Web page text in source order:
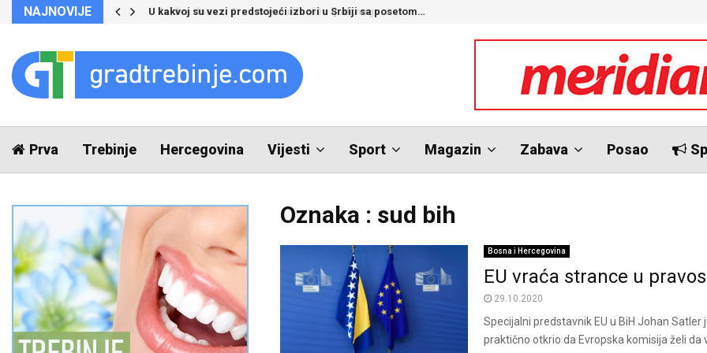
NAJNOVIJE Za dva dana u Crnu Goru ušlo više ljudi nego…
Prva Trebinje Hercegovina Vijesti Sport Magazin Zabava Posao
Oznaka : sud bih
Bosna i Hercegovina
EU vraća strance u
29.10.2020
Specijalni predstavnik EU u BiH Johan Satler
praktično otkrio da Evropska komisija želi da